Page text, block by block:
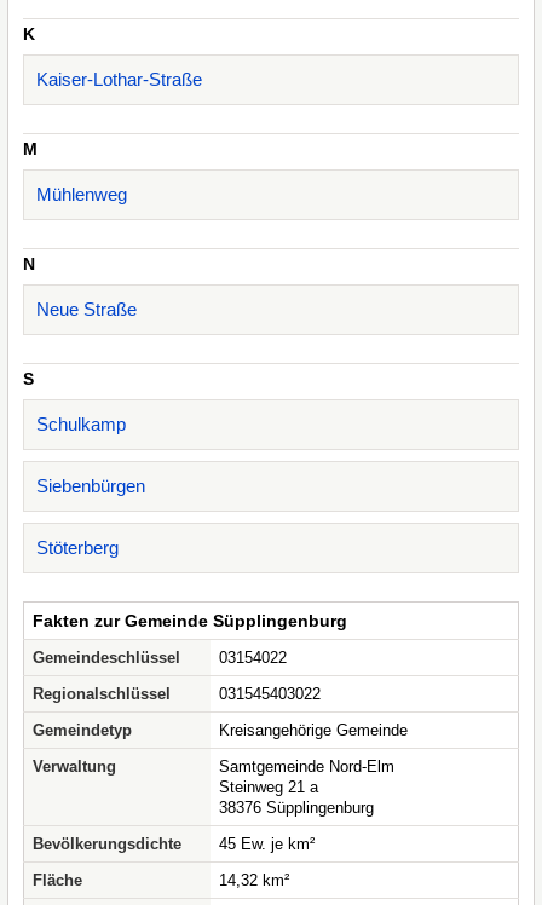
K
Kaiser-Lothar-Straße
M
Mühlenweg
N
Neue Straße
S
Schulkamp
Siebenbürgen
Stöterberg
Fakten zur Gemeinde Süpplingenburg
Gemeindeschlüssel
03154022
Regionalschlüssel
031545403022
Gemeindetyp
Kreisangehörige Gemeinde
Verwaltung
Samtgemeinde Nord-Elm
Steinweg 21 a
38376 Süpplingenburg
Bevölkerungsdichte
45 Ew. je km²
Fläche
14,32 km²